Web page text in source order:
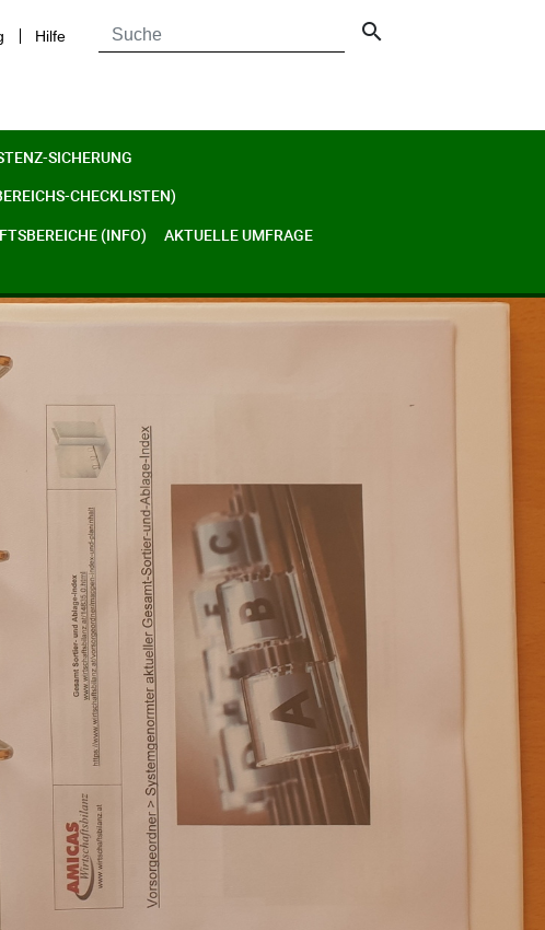
Hilfe search
SICHERUNG
CHECKLISTEN)
(INFO)
AKTUELLE UMFRAGE